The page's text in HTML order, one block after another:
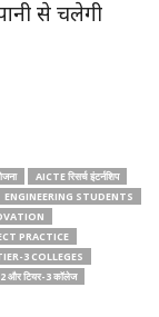
से चलेगी
AICTE रिसर्च इंटर्नशिप
ENGINEERING STUDENTS
PRACTICE
3 COLLEGES
और टियर-3 कॉलेज